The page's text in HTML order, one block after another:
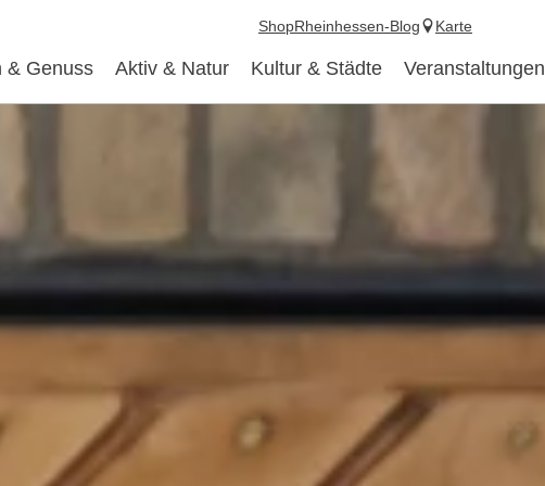
& Genuss Aktiv & Natur Kultur & Städte Veranstaltungen
ShopRheinhessen-Blog Karte